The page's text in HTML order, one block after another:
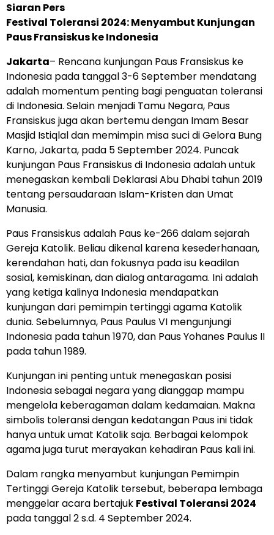
Siaran Pers
Festival Toleransi 2024: Menyambut Kunjungan
Paus Fransiskus ke Indonesia
Jakarta– Rencana kunjungan Paus Fransiskus ke
Indonesia pada tanggal 3-6 September mendatang
adalah momentum penting bagi penguatan toleransi
di Indonesia. Selain menjadi Tamu Negara, Paus
Fransiskus juga akan bertemu dengan Imam Besar
Masjid Istiqlal dan memimpin misa suci di Gelora Bung
Karno, Jakarta, pada 5 September 2024. Puncak
kunjungan Paus Fransiskus di Indonesia adalah untuk
menegaskan kembali Deklarasi Abu Dhabi tahun 2019
tentang persaudaraan Islam-Kristen dan Umat
Manusia.
Paus Fransiskus adalah Paus ke-266 dalam sejarah
Gereja Katolik. Beliau dikenal karena kesederhanaan,
kerendahan hati, dan fokusnya pada isu keadilan
sosial, kemiskinan, dan dialog antaragama. Ini adalah
yang ketiga kalinya Indonesia mendapatkan
kunjungan dari pemimpin tertinggi agama Katolik
dunia. Sebelumnya, Paus Paulus VI mengunjungi
Indonesia pada tahun 1970, dan Paus Yohanes Paulus II
pada tahun 1989.
Kunjungan ini penting untuk menegaskan posisi
Indonesia sebagai negara yang dianggap mampu
mengelola keberagaman dalam kedamaian. Makna
simbolis toleransi dengan kedatangan Paus ini tidak
hanya untuk umat Katolik saja. Berbagai kelompok
agama juga turut merayakan kehadiran Paus kali ini.
Dalam rangka menyambut kunjungan Pemimpin
Tertinggi Gereja Katolik tersebut, beberapa lembaga
menggelar acara bertajuk Festival Toleransi 2024
pada tanggal 2 s.d. 4 September 2024.